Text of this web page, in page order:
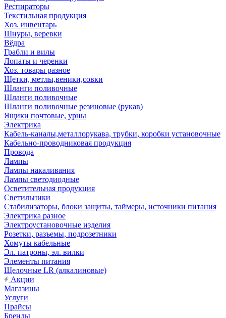
Респираторы
Текстильная продукция
Хоз. инвентарь
Шнуры, веревки
Вёдра
Грабли и вилы
Лопаты и черенки
Хоз. товары разное
Щетки, метлы,веники,совки
Шланги поливочные
Шланги поливочные
Шланги поливочные резиновые (рукав)
Ящики почтовые, урны
Электрика
Кабель-каналы,металлорукава, трубки, коробки установочные
Кабельно-проводниковая продукция
Провода
Лампы
Лампы накаливания
Лампы светодиодные
Осветительная продукция
Светильники
Стабилизаторы, блоки защиты, таймеры, источники питания
Электрика разное
Электроустановочные изделия
Розетки, разъемы, подрозетники
Хомуты кабельные
Эл. патроны, эл. вилки
Элементы питания
Щелочные LR (алкалиновые)
Акции
Магазины
Услуги
Прайсы
Бренды